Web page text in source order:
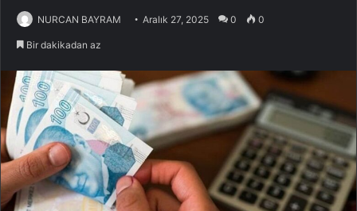
NURCAN BAYRAM Aralık 27, 2025 0 0
Bir dakikadan az